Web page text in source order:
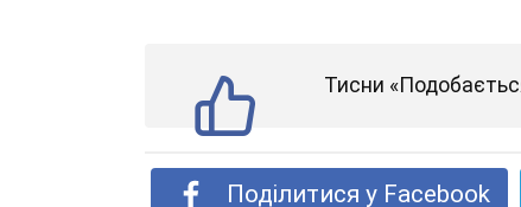
Тисни
Поділитися у Facebook